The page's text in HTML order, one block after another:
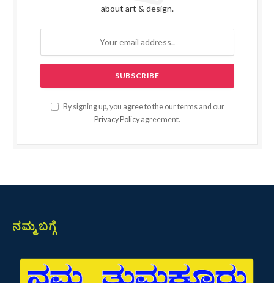
about art & design.
By signing up, you agree to the our terms and our
Privacy Policy agreement.
ನಮ್ಮ ಬಗ್ಗೆ